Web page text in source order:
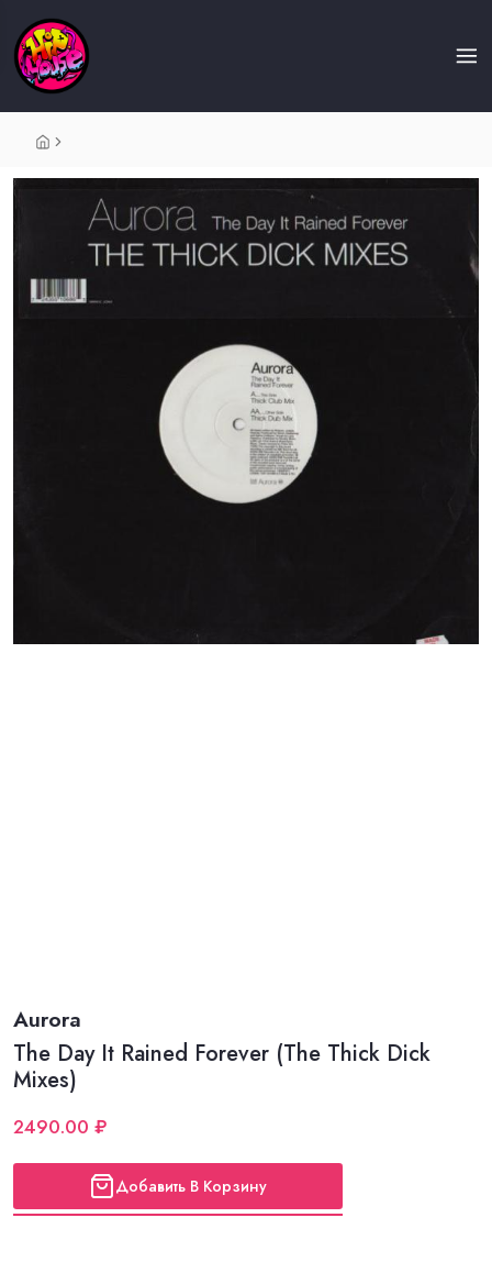
Aurora
The Day It Rained Forever (The Thick Dick
Mixes)
2490.00 ₽
Добавить В Корзину